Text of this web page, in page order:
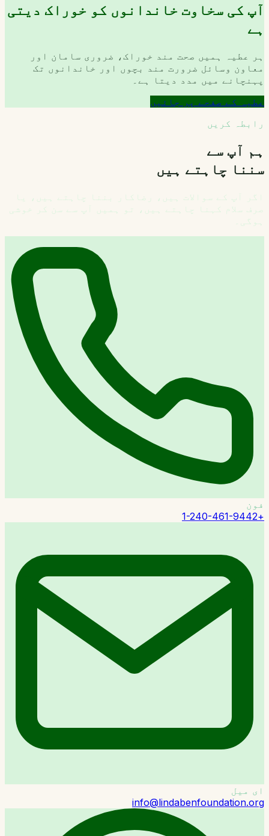
آپ کی سخاوت خاندانوں کو خوراک دیتی
ہے
ہر عطیہ ہمیں صحت مند خوراک، ضروری سامان اور
معاون وسائل ضرورت مند بچوں اور خاندانوں تک
پہنچانے میں مدد دیتا ہے۔
عطیہ کے صفحے پر جائیں
رابطہ کریں
ہم آپ سے
سننا چاہتے ہیں
اگر آپ کے سوالات ہیں، رضاکار بننا چاہتے ہیں، یا
صرف سلام کہنا چاہتے ہیں، تو ہمیں آپ سے سن کر خوشی
ہوگی۔
فون
+1-240-461-9442
ای میل
info@lindabenfoundation.org